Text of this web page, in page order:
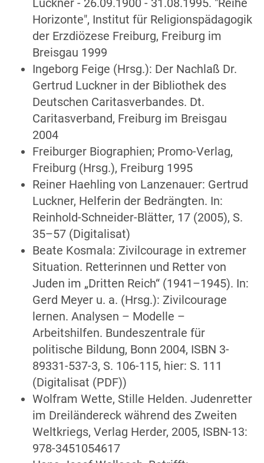
Luckner - 26.09.1900 - 31.08.1995. "Reihe
Horizonte", Institut für Religionspädagogik
der Erzdiözese Freiburg, Freiburg im
Breisgau 1999
Ingeborg Feige (Hrsg.): Der Nachlaß Dr.
Gertrud Luckner in der Bibliothek des
Deutschen Caritasverbandes. Dt.
Caritasverband, Freiburg im Breisgau
2004
Freiburger Biographien; Promo-Verlag,
Freiburg (Hrsg.), Freiburg 1995
Reiner Haehling von Lanzenauer: Gertrud
Luckner, Helferin der Bedrängten. In:
Reinhold-Schneider-Blätter, 17 (2005), S.
35–57 (Digitalisat)
Beate Kosmala: Zivilcourage in extremer
Situation. Retterinnen und Retter von
Juden im „Dritten Reich“ (1941–1945). In:
Gerd Meyer u. a. (Hrsg.): Zivilcourage
lernen. Analysen – Modelle –
Arbeitshilfen. Bundeszentrale für
politische Bildung, Bonn 2004, ISBN 3-
89331-537-3, S. 106-115, hier: S. 111
(Digitalisat (PDF))
Wolfram Wette, Stille Helden. Judenretter
im Dreiländereck während des Zweiten
Weltkriegs, Verlag Herder, 2005, ISBN-13:
978-3451054617